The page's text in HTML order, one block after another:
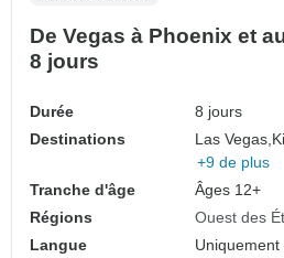
De Vegas à Phoenix et
8 jours
Durée
8 jours
Destinations
Las Vegas,
+9 de plus
Tranche d'âge
Âges 12+
Régions
Ouest des
Langue
Uniquement